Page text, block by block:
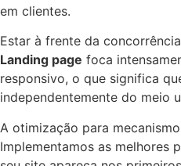
em clientes.
Estar à frente da
Landing page foca
responsivo, o que significa
independentemente do meio
A otimização para
Implementamos as melhores